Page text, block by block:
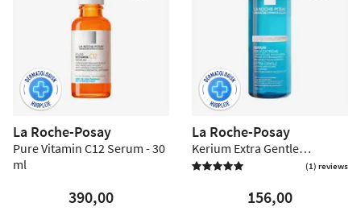
La Roche-Posay
Pure Vitamin C12 Serum - 30
ml
390,00
La Roche-Posay
Kerium Extra Gentle
Shampoo - 400 ml.
 (1) reviews
156,00